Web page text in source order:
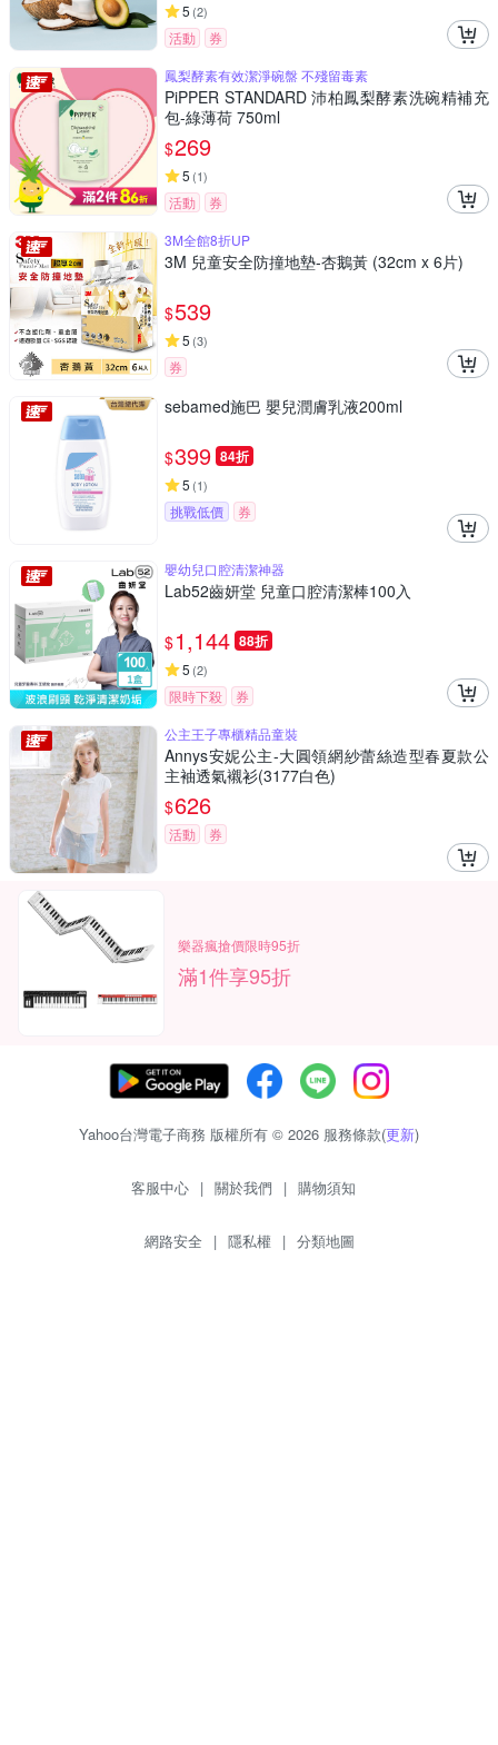
5 (2)
活動
券
鳳梨酵素有效潔淨碗盤 不殘留毒素
PiPPER STANDARD 沛柏鳳梨酵素洗碗精補充
包-綠薄荷 750ml
$269
5 (1)
活動
券
3M全館8折UP
3M 兒童安全防撞地墊-杏鵝黃 (32cm x 6片)
$539
5 (3)
券
sebamed施巴 嬰兒潤膚乳液200ml
$399 84折
5 (1)
挑戰低價 券
嬰幼兒口腔清潔神器
Lab52齒妍堂 兒童口腔清潔棒100入
$1,144 88折
5 (2)
限時下殺
券
公主王子專櫃精品童裝
Annys安妮公主-大圓領網紗蕾絲造型春夏款公
主袖透氣襯衫(3177白色)
$626
活動 券
樂器瘋搶價限時95折
滿1件享95折
Yahoo台灣電子商務 版權所有 © 2026 服務條款(更新)
客服中心 | 關於我們 | 購物須知
網路安全 | 隱私權 | 分類地圖